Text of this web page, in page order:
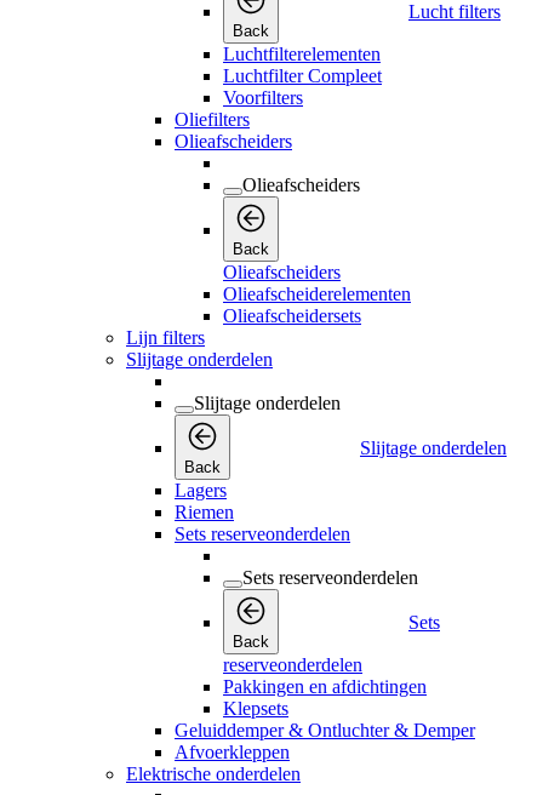
Back
Lucht filters
Luchtfilterelementen
Luchtfilter Compleet
Voorfilters
Oliefilters
Olieafscheiders
Olieafscheiders
Back
Olieafscheiders
Olieafscheiderelementen
Olieafscheidersets
Lijn filters
Slijtage onderdelen
Slijtage onderdelen
Back
Slijtage onderdelen
Lagers
Riemen
Sets reserveonderdelen
Sets reserveonderdelen
Back
Sets
reserveonderdelen
Pakkingen en afdichtingen
Klepsets
Geluiddemper & Ontluchter & Demper
Afvoerkleppen
Elektrische onderdelen